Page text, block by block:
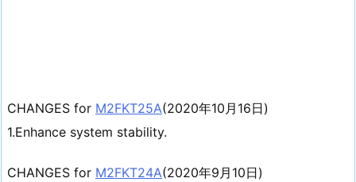
CHANGES for M2FKT25A(2020年10月16日)
1.Enhance system stability.
CHANGES for M2FKT24A(2020年9月10日)